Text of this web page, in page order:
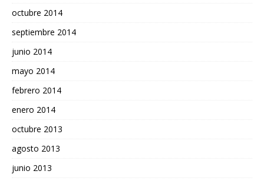
octubre 2014
septiembre 2014
junio 2014
mayo 2014
febrero 2014
enero 2014
octubre 2013
agosto 2013
junio 2013